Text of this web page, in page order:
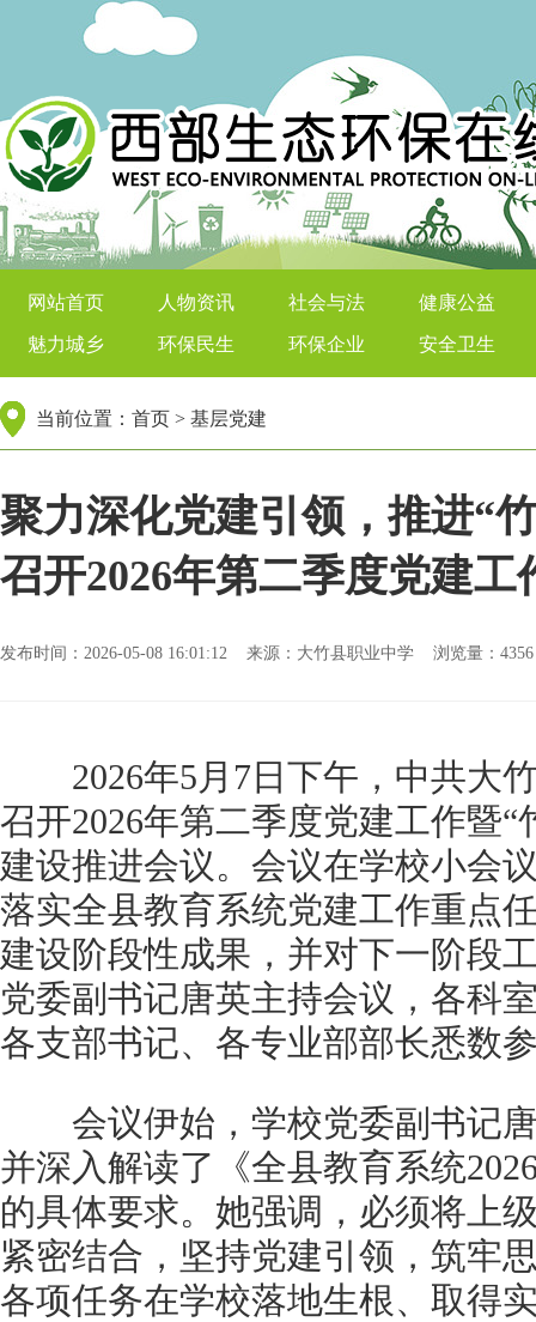
西部生态环保在线
网站首页 人物资讯 社会与法 健康公益
魅力城乡 环保民生 环保企业 安全卫生
当前位置： 首页 > 基层党建
聚力深化党建引领，推进“
召开2026年第二季度党建工
发布时间：2026-05-08 16:01:12 来源：大竹县职业中学 浏览量：
2026年5月7日下午，中共大
召开2026年第二季度党建工作暨
建设推进会议。会议在学校小会
落实全县教育系统党建工作重点
建设阶段性成果，并对下一阶段
党委副书记唐英主持会议，各科
各支部书记、各专业部部长悉数
会议伊始，学校党委副书记唐
并深入解读了《全县教育系统
的具体要求。她强调，必须将上
紧密结合，坚持党建引领，筑牢
各项任务在学校落地生根、取得